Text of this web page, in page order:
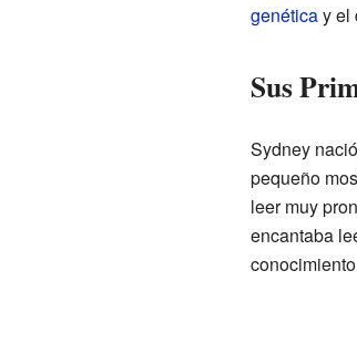
genéticay el
Sus
Sydney
pequeño
leer muy
encantaba